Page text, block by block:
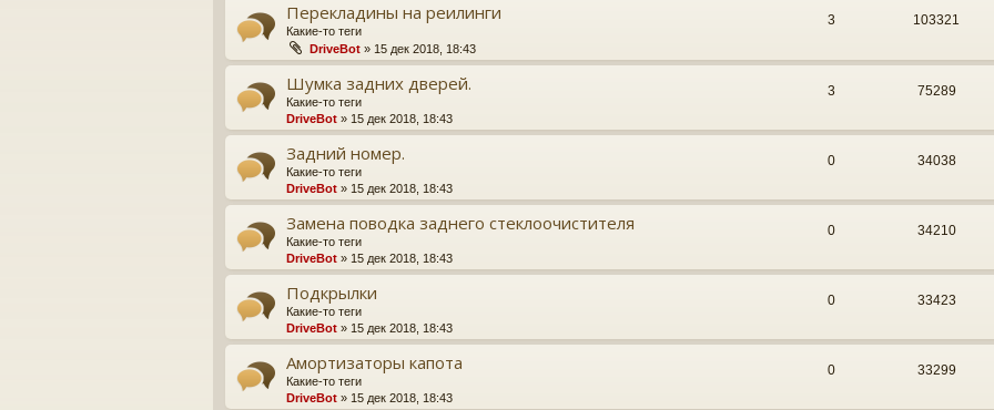
Перекладины на реилинги
Какие-то теги
DriveBot » 15 дек 2018, 18:43
3 103321
Шумка задних дверей.
Какие-то теги
DriveBot » 15 дек 2018, 18:43
3 75289
Задний номер.
Какие-то теги
DriveBot » 15 дек 2018, 18:43
0 34038
Замена поводка заднего стеклоочистителя
Какие-то теги
DriveBot » 15 дек 2018, 18:43
0 34210
Подкрылки
Какие-то теги
DriveBot » 15 дек 2018, 18:43
0 33423
Амортизаторы капота
Какие-то теги
DriveBot » 15 дек 2018, 18:43
0 33299